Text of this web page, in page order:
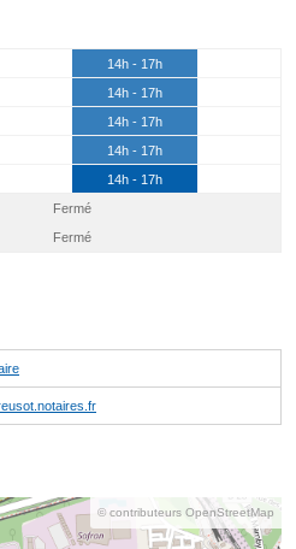
14h - 17h
14h - 17h
14h - 17h
14h - 17h
14h - 17h
Fermé
Fermé
© contributeurs OpenStreetMap